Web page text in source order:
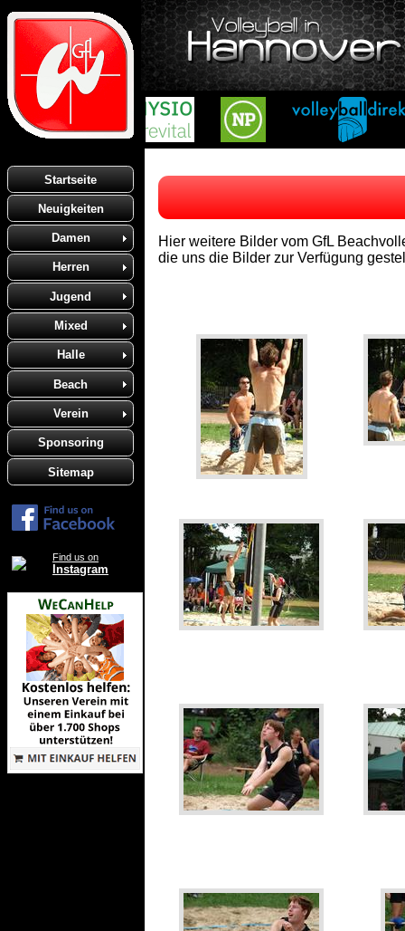
Startseite
Neuigkeiten
Damen
Herren
Jugend
Mixed
Halle
Beach
Verein
Sponsoring
Sitemap
Find us on
Instagram
Hier weitere Bilder vom GfL
die uns die Bilder zur Verfügung